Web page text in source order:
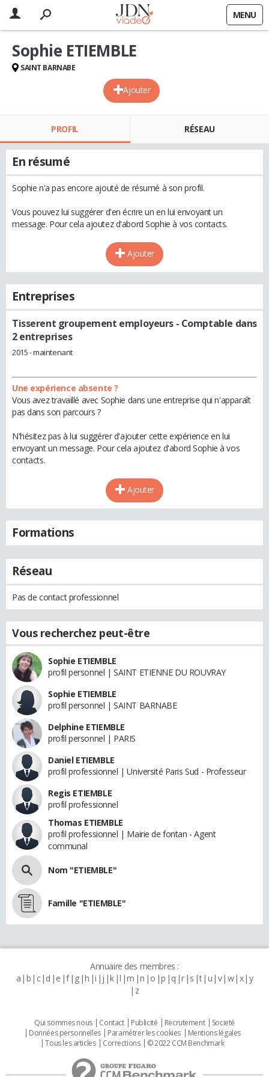
MENU
Ajouter
Sophie ETIEMBLE
SAINT BARNABE
PROFIL RÉSEAU
En résumé
Sophie n'a pas encore ajouté de résumé à son profil.
Vous pouvez lui suggérer d'en écrire un en lui envoyant un
message. Pour cela ajoutez d'abord Sophie à vos contacts.
Ajouter
Entreprises
Tisserent groupement employeurs- Comptable dans
2 entreprises
2015 - maintenant
Une expérience absente ?
Vous avez travaillé avec Sophie dans une entreprise qui n'apparaît
pas dans son parcours ?
N'hésitez pas à lui suggérer d'ajouter cette expérience en lui
envoyant un message. Pour cela ajoutez d'abord Sophie à vos
contacts.
Ajouter
Formations
Réseau
Pas de contact professionnel
Vous recherchez peut-être
Sophie ETIEMBLE
profil personnel | SAINT ETIENNE DU ROUVRAY
Sophie ETIEMBLE
profil personnel | SAINT BARNABE
Delphine ETIEMBLE
profil personnel | PARIS
Daniel ETIEMBLE
profil professionnel | Université Paris Sud - Professeur
Regis ETIEMBLE
profil professionnel
Thomas ETIEMBLE
profil professionnel | Mairie de fontan - Agent
communal
Nom "ETIEMBLE"
Famille "ETIEMBLE"
Annuaire des membres :
a b c d e f g h i j k l m n o p q r s t u v w x y
z
Qui sommes nous Contact Publicité Recrutement
Societé
Données personnelles
Paramétrer les cookies
Mentions légales
Tous les articles
Corrections © 2022 CCM Benchmark